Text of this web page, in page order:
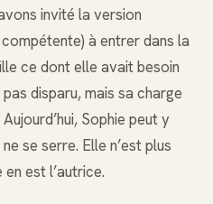
invité la version
à entrer dans la
ce dont elle avait besoin
pas disparu, mais sa charge
Sophie peut y
se serre. Elle n’est plus
est l’autrice.